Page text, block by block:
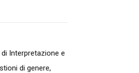
Interpretazione e
di genere